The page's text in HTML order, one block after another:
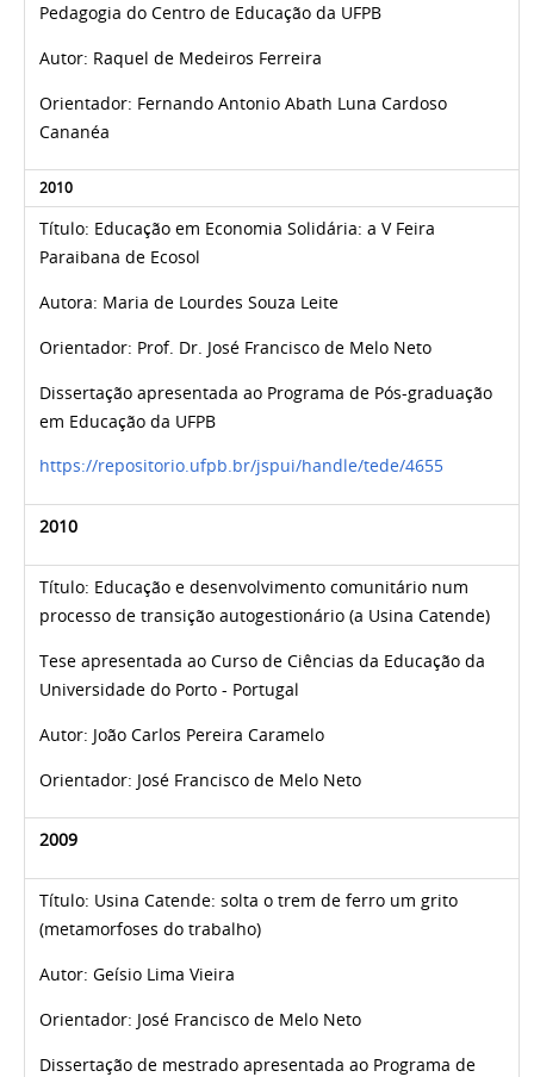
Pedagogia do Centro de Educação da UFPB
Autor: Raquel de Medeiros Ferreira
Orientador: Fernando Antonio Abath Luna Cardoso
Cananéa
2010
Título: Educação em Economia Solidária: a V Feira
Paraibana de Ecosol
Autora: Maria de Lourdes Souza Leite
Orientador: Prof. Dr. José Francisco de Melo Neto
Dissertação apresentada ao Programa de Pós-graduação
em Educação da UFPB
https://repositorio.ufpb.br/jspui/handle/tede/4655
2010
Título: Educação e desenvolvimento comunitário num
processo de transição autogestionário (a Usina Catende)
Tese apresentadaao Curso de Ciências da Educação da
Universidade do Porto - Portugal
Autor: João Carlos Pereira Caramelo
Orientador: José Francisco de Melo Neto
2009
Título: Usina Catende: solta o trem de ferro um grito
(metamorfoses do trabalho)
Autor:Geísio Lima Vieira
Orientador: José Francisco de Melo Neto
Dissertação de mestrado apresentada ao Programa de